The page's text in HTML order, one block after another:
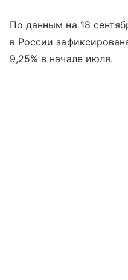
По данным на 18
в России
9,25% в начале июля.